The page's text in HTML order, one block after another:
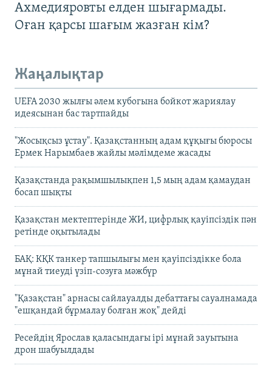
Ахмедияровты елден шығармады.
Оған қарсы шағым жазған кім?
Жаңалықтар
UEFA 2030 жылғы әлем кубогына бойкот жариялау
идеясынан бас тартпайды
"Жосықсыз ұстау". Қазақстанның адам құқығы бюросы
Ермек Нарымбаев жайлы мәлімдеме жасады
Қазақстанда рақымшылықпен 1,5 мың адам қамаудан
босап шықты
Қазақстан мектептерінде ЖИ, цифрлық қауіпсіздік пән
ретінде оқытылады
БАҚ: КҚК танкер тапшылығы мен қауіпсіздікке бола
мұнай тиеуді үзіп-созуға мәжбүр
"Қазақстан" арнасы сайлауалды дебаттағы сауалнамада
"ешқандай бұрмалау болған жоқ" дейді
Ресейдің Ярослав қаласындағы ірі мұнай зауытына
дрон шабуылдады